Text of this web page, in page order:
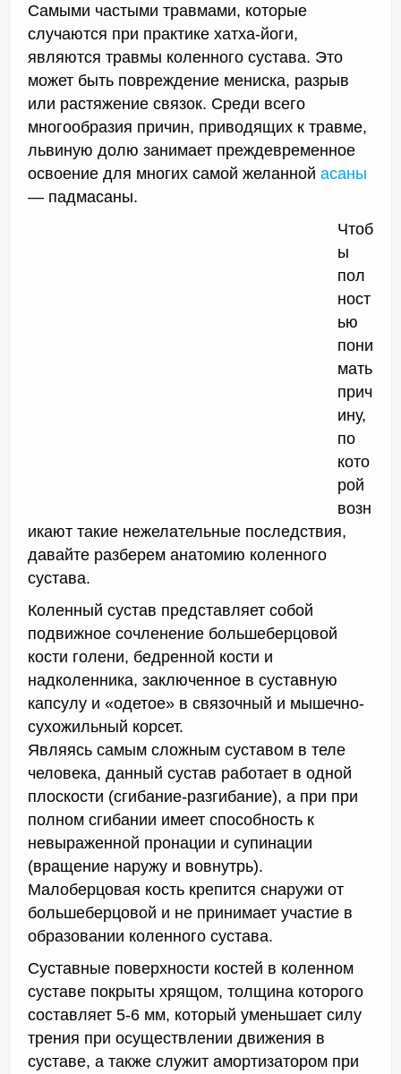
Самыми частыми травмами, которые
случаются при практике хатха-йоги,
являются травмы коленного сустава. Это
может быть повреждение мениска, разрыв
или растяжение связок. Среди всего
многообразия причин, приводящих к травме,
львиную долю занимает преждевременное
освоение для многих самой желанной асаны
— падмасаны.
Чтоб
ы
пол
ност
ью
пони
мать
прич
ину,
по
кото
рой
возн
икают такие нежелательные последствия,
давайте разберем анатомию коленного
сустава.
Коленный сустав представляет собой
подвижное сочленение большеберцовой
кости голени, бедренной кости и
надколенника, заключенное в суставную
капсулу и «одетое» в связочный и мышечно-
сухожильный корсет.
Являясь самым сложным суставом в теле
человека, данный сустав работает в одной
плоскости (сгибание-разгибание), а при при
полном сгибании имеет способность к
невыраженной пронации и супинации
(вращение наружу и вовнутрь).
Малоберцовая кость крепится снаружи от
большеберцовой и не принимает участие в
образовании коленного сустава.
Суставные поверхности костей в коленном
суставе покрыты хрящом, толщина которого
составляет 5-6 мм, который уменьшает силу
трения при осуществлении движения в
суставе, а также служит амортизатором при